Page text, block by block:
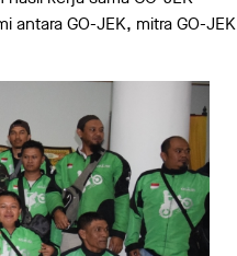
GO-JEK, mitra GO-JEK